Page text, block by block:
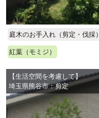
庭木のお手入れ（剪定・伐採）
紅葉（モミジ）
【生活空間を考慮して】
埼玉県熊谷市：剪定